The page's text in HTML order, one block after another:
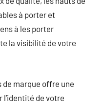
à porter et
à les porter
la visibilité de votre
de marque offre une
de votre